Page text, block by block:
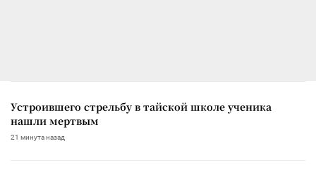
Устроившего стрельбу в тайской школе ученика
нашли мертвым
21 минута назад